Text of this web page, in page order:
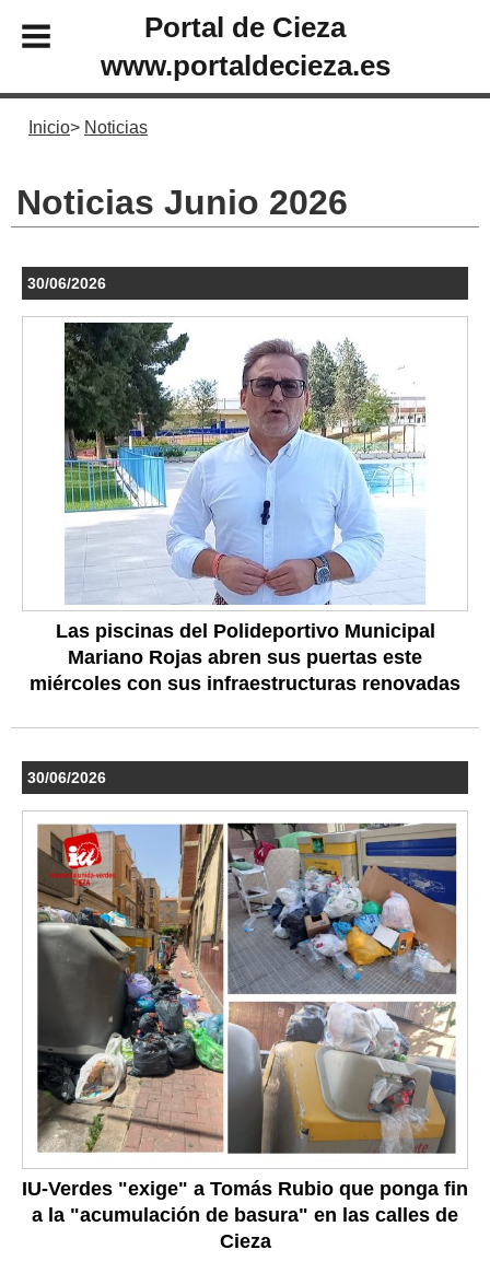
Portal de Cieza
www.portaldecieza.es
Inicio Noticias
Noticias Junio 2026
30/06/2026
Las piscinas del Polideportivo Municipal
Mariano Rojas abren sus puertas este
miércoles con sus infraestructuras renovadas
30/06/2026
IU-Verdes "exige" a Tomás Rubio que ponga fin
a la "acumulación de basura" en las calles de
Cieza